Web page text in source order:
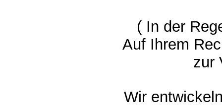
( In der
Auf Ihrem
zur
Wir